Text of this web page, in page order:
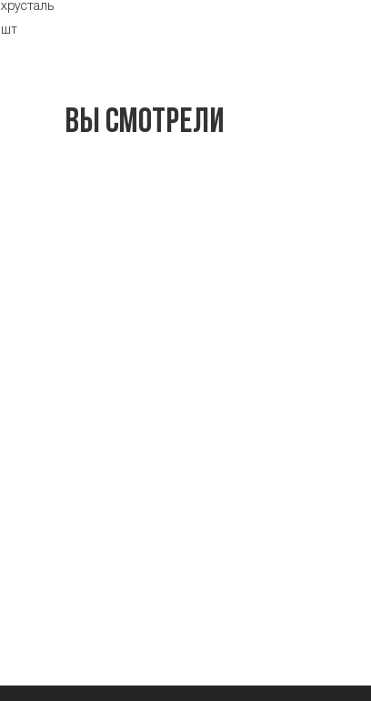
хрусталь
шт
Вы смотрели